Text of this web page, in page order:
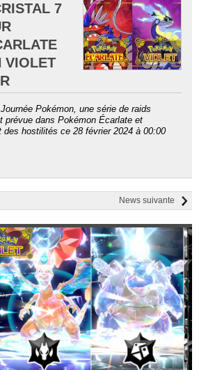
7
VIOLET
Pokémon, une série de raids
prévue dans Pokémon Écarlate et
des hostilités ce 28 février 2024 à 00:00
News suivante